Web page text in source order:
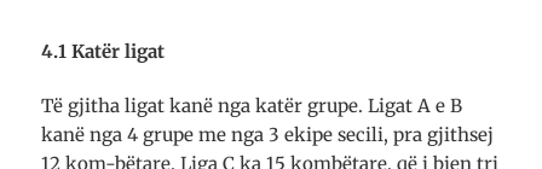
4.1 Katër ligat
Të gjitha ligat kanë nga katër grupe. Ligat A e B
kanë nga 4 grupe me nga 3 ekipe secili, pra gjithsej
12 kom-bëtare. Liga C ka 15 kombëtare, që i bjen tri